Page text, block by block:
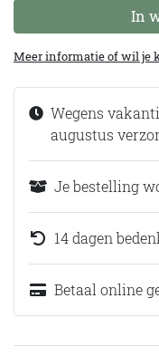
In
Meer informatie of wil je
Wegens
augustus
Je bestelling
14 dagen
Betaal online